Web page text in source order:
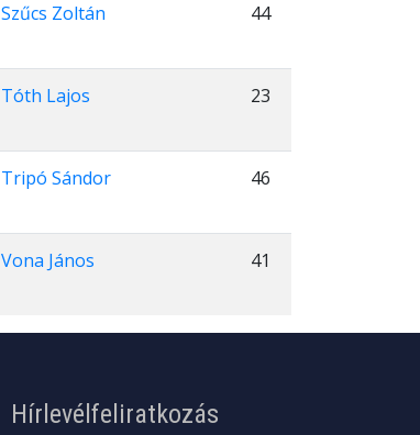
Szűcs Zoltán 44
Tóth Lajos 23
Tripó Sándor 46
Vona János 41
Hírlevélfeliratkozás